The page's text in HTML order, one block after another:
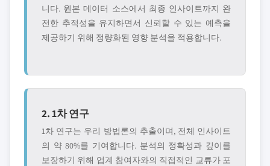
니다. 원본 데이터 소스에서 최종 인사이트까지 완
전한 추적성을 유지하면서 신뢰할 수 있는 예측을
제공하기 위해 정량화된 영향 분석을 적용합니다.
2. 1차 연구
1차 연구는 우리 방법론의 추출이며, 전체 인사이트
의 약 80%를 기여합니다. 분석의 정확성과 깊이를
보장하기 위해 업계 참여자와의 직접적인 교류가 포